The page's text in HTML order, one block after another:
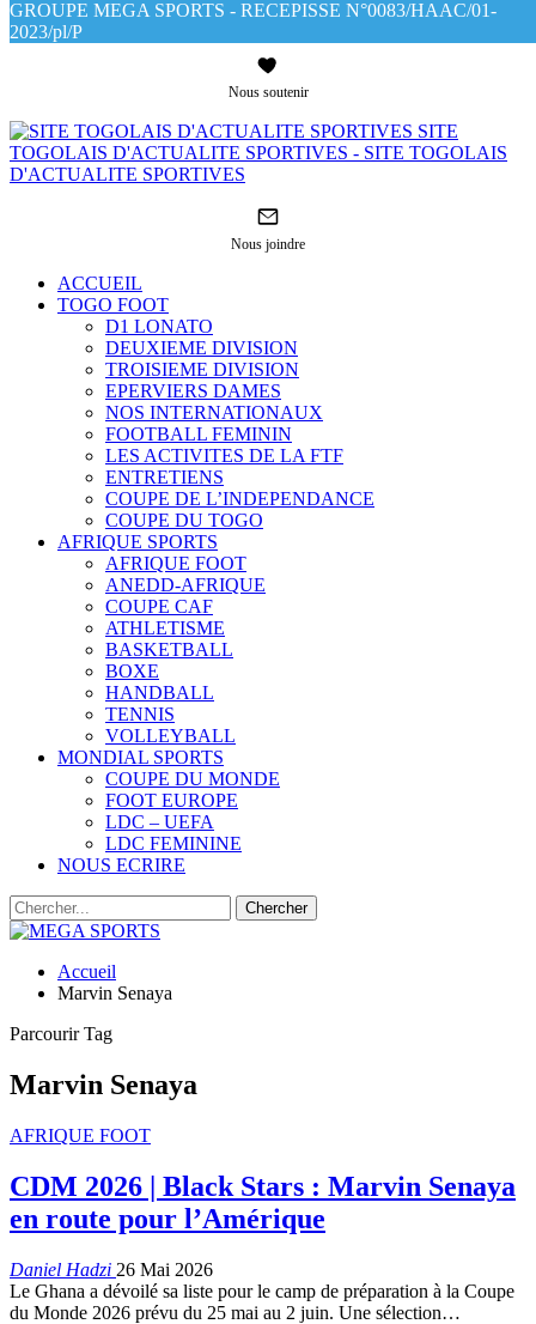
GROUPE MEGA SPORTS - RECEPISSE N°0083/HAAC/01-
2023/pl/P
Nous soutenir
SITE
TOGOLAIS D'ACTUALITE SPORTIVES - SITE TOGOLAIS
D'ACTUALITE SPORTIVES
Nous joindre
ACCUEIL
TOGO FOOT
D1 LONATO
DEUXIEME DIVISION
TROISIEME DIVISION
EPERVIERS DAMES
NOS INTERNATIONAUX
FOOTBALL FEMININ
LES ACTIVITES DE LA FTF
ENTRETIENS
COUPE DE L’INDEPENDANCE
COUPE DU TOGO
AFRIQUE SPORTS
AFRIQUE FOOT
ANEDD-AFRIQUE
COUPE CAF
ATHLETISME
BASKETBALL
BOXE
HANDBALL
TENNIS
VOLLEYBALL
MONDIAL SPORTS
COUPE DU MONDE
FOOT EUROPE
LDC – UEFA
LDC FEMININE
NOUS ECRIRE
Accueil
Marvin Senaya
Parcourir Tag
Marvin Senaya
AFRIQUE FOOT
CDM 2026 | Black Stars : Marvin Senaya
en route pour l’Amérique
Daniel Hadzi 26 Mai 2026
Le Ghana a dévoilé sa liste pour le camp de préparation à la Coupe
du Monde 2026 prévu du 25 mai au 2 juin. Une sélection…